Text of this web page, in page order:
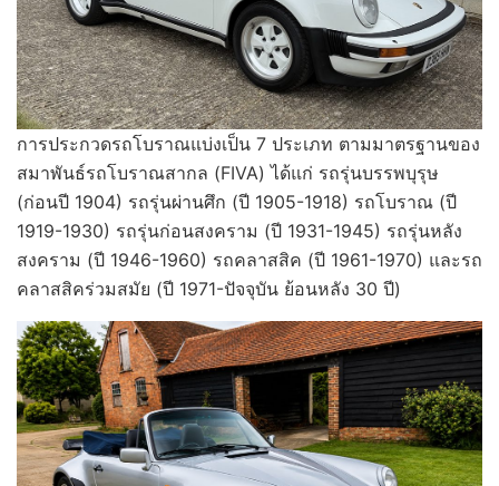
การประกวดรถโบราณแบ่งเป็น 7 ประเภท ตามมาตรฐานของ
สมาพันธ์รถโบราณสากล (FIVA) ได้แก่ รถรุ่นบรรพบุรุษ
(ก่อนปี 1904) รถรุ่นผ่านศึก (ปี 1905-1918) รถโบราณ (ปี
1919-1930) รถรุ่นก่อนสงคราม (ปี 1931-1945) รถรุ่นหลัง
สงคราม (ปี 1946-1960) รถคลาสสิค (ปี 1961-1970) และรถ
คลาสสิคร่วมสมัย (ปี 1971-ปัจจุบัน ย้อนหลัง 30 ปี)